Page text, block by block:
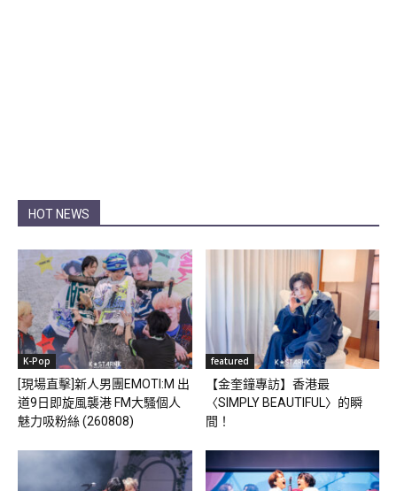
HOT NEWS
K-Pop
[現場直擊]新人男團EMOTI:M 出
道9日即旋風襲港 FM大騷個人
魅力吸粉絲 (260808)
featured
【金奎鐘專訪】香港最
〈SIMPLY BEAUTIFUL〉的瞬
間！